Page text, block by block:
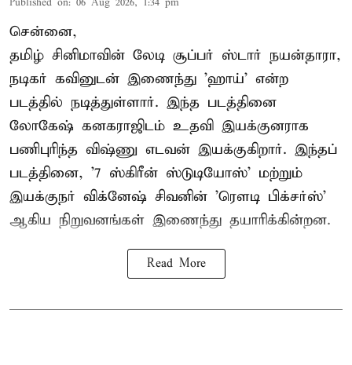
சென்னை,
தமிழ் சினிமாவின் லேடி சூப்பர் ஸ்டார் நயன்தாரா,
நடிகர் கவினுடன் இணைந்து 'ஹாய்' என்ற
படத்தில் நடித்துள்ளார். இந்த படத்தினை
லோகேஷ் கனகராஜிடம் உதவி இயக்குனராக
பணிபுரிந்த விஷ்ணு எடவன் இயக்குகிறார். இந்தப்
படத்தினை, '7 ஸ்கிரீன் ஸ்டுடியோஸ்' மற்றும்
இயக்குநர் விக்னேஷ் சிவனின் 'ரௌடி பிக்சர்ஸ்'
ஆகிய நிறுவனங்கள் இணைந்து தயாரிக்கின்றன.
Read More